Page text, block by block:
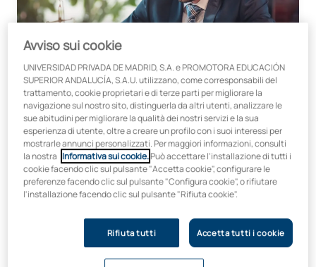
Fino al 25% di aiuto entro il 15 agosto
Laurea online in Giurisprudenza
Online
In collaborazione con:
Inizio: Durata:
Laurea online in Intelligenza artificiale e Informatica
Avviso sui cookie
UNIVERSIDAD PRIVADA DE MADRID, S.A. e PROMOTORA EDUCACIÓN
SUPERIOR ANDALUCÍA, S.A.U. utilizzano, come corresponsabili del
trattamento, cookie proprietari e di terze parti per migliorare la
navigazione sul nostro sito, distinguerla da altri utenti, analizzare le
sue abitudini per migliorare la qualità dei nostri servizi e la sua
esperienza di utente, oltre a creare un profilo con i suoi interessi per
mostrarle annunci personalizzati. Per maggiori informazioni, consulti
la nostra Informativa sui cookie.Può accettare l'installazione di tutti i
cookie facendo clic sul pulsante "Accetta cookie", configurare le
preferenze facendo clic sul pulsante "Configura cookie", o rifiutare
l'installazione facendo clic sul pulsante "Rifiuta cookie".
Rifiuta tutti Accetta tutti i cookie